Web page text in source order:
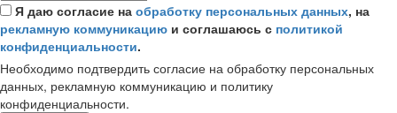
Я даю согласие на обработку персональных данных, на
рекламную коммуникацию и соглашаюсь с политикой
конфиденциальности.
Необходимо подтвердить согласие на обработку персональных
данных, рекламную коммуникацию и политику
конфиденциальности.